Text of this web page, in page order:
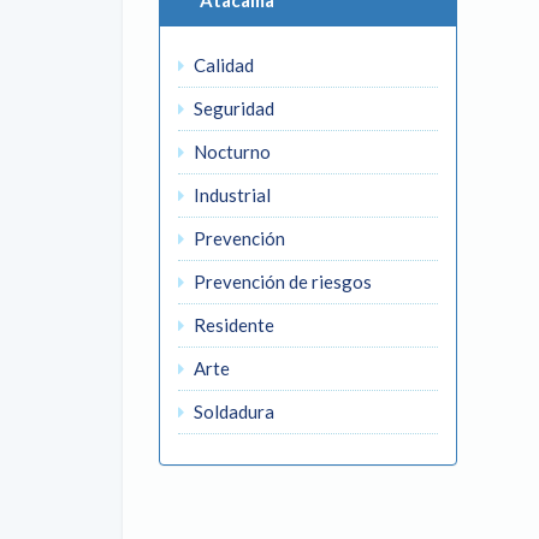
Calidad
Seguridad
Nocturno
Industrial
Prevención
Prevención de riesgos
Residente
Arte
Soldadura